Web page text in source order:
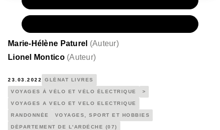
Marie-Hélène Paturel (Auteur)
Lionel Montico (Auteur)
23.03.2022 GLÉNAT LIVRES
VOYAGES À VÉLO ET VÉLO ÉLECTRIQUE >
VOYAGES A VELO ET VELO ELECTRIQUE
RANDONNÉE VOYAGES, SPORT ET HOBBIES
DÉPARTEMENT DE L'ARDÈCHE (07)